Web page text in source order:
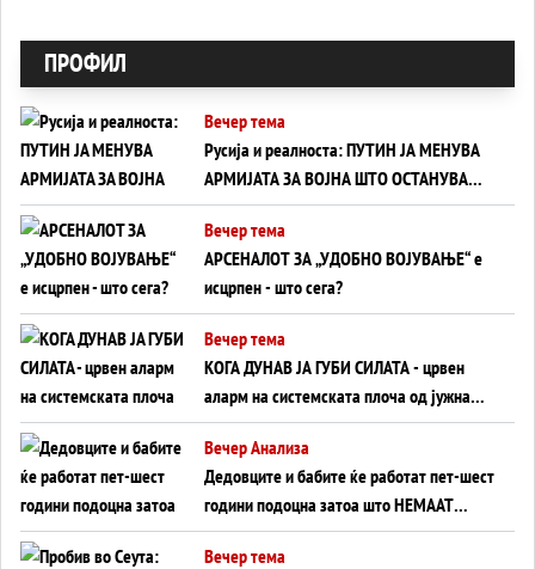
ПРОФИЛ
Вечер тема
Русија и реалноста: ПУТИН ЈА МЕНУВА
АРМИЈАТА ЗА ВОЈНА ШТО ОСТАНУВА
БЕЗ ФРОНТ
Вечер тема
АРСЕНАЛОТ ЗА „УДОБНО ВОЈУВАЊЕ“ е
исцрпен - што сега?
Вечер тема
КОГА ДУНАВ ЈА ГУБИ СИЛАТА - црвен
аларм на системската плоча од јужна
Германија до Црното Море...
Вечер Анализа
Дедовците и бабите ќе работат пет-шест
години подоцна затоа што НЕМААТ
ВНУЦИ ДА ГИ ЗАМЕНАТ
Вечер тема